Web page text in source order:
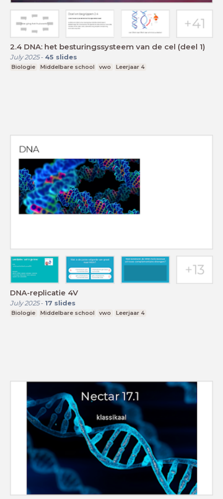
2.4 DNA: het besturingssysteem van de cel (deel 1)
July 2025- 45 slides
Biologie Middelbare school vwo Leerjaar 4
DNA-replicatie 4V
July 2025- 17 slides
Biologie Middelbare school vwo Leerjaar 4